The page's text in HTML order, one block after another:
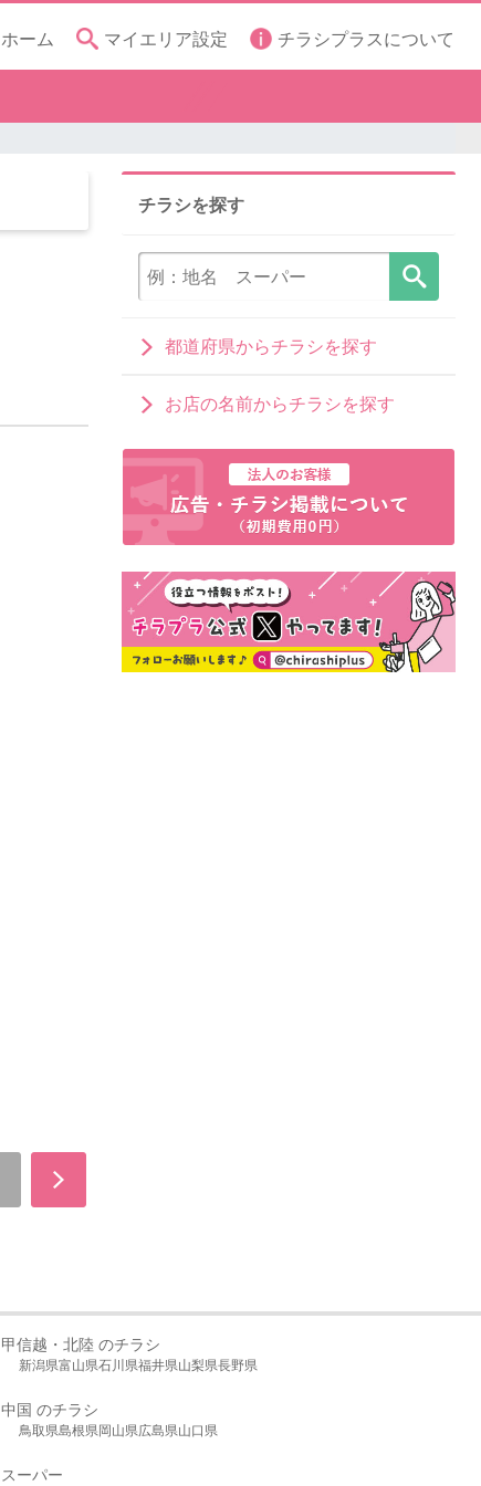
ホーム マイエリア設定 チラシプラスについて
チラシを探す
都道府県からチラシを探す
お店の名前からチラシを探す
甲信越・北陸 のチラシ
新潟県富山県石川県福井県山梨県長野県
中国 のチラシ
鳥取県島根県岡山県広島県山口県
スーパー